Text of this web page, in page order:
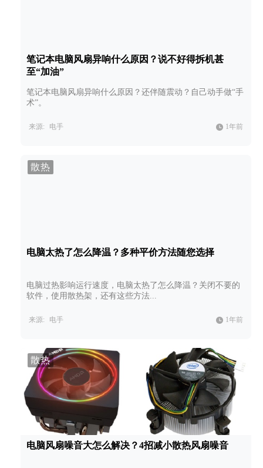
笔记本电脑风扇异响什么原因？说不好得拆机甚
至“加油”
笔记本电脑风扇异响什么原因？还伴随震动？自己动手做“手
术”。
来源: 电手 1年前
散热
电脑太热了怎么降温？多种平价方法随您选择
电脑过热影响运行速度，电脑太热了怎么降温？关闭不要的
软件，使用散热架，还有这些方法...
来源: 电手 1年前
散热
电脑风扇噪音大怎么解决？4招减小散热风扇噪音